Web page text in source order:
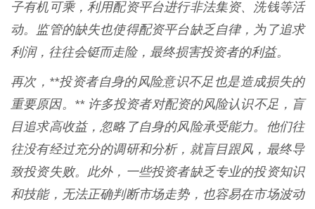
子有机可乘，利用配资平台进行非法集资、洗钱等活
动。监管的缺失也使得配资平台缺乏自律，为了追求
利润，往往会铤而走险，最终损害投资者的利益。
再次，**投资者自身的风险意识不足也是造成损失的
重要原因。** 许多投资者对配资的风险认识不足，盲
目追求高收益，忽略了自身的风险承受能力。他们往
往没有经过充分的调研和分析，就盲目跟风，最终导
致投资失败。此外，一些投资者缺乏专业的投资知识
和技能，无法正确判断市场走势，也容易在市场波动